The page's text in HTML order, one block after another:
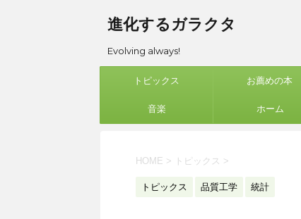
進化するガラクタ
Evolving always!
トピックス お薦めの本
音楽 ホーム
HOME > トピックス >
トピックス 品質工学 統計